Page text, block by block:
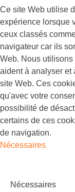
Ce site Web utilise
expérience lorsque
ceux classés
navigateur car ils
Web. Nous
aident à analyser et
site Web. Ces
qu'avec votre
possibilité de
certains de ces
de navigation.
Nécessaires
Nécessaires